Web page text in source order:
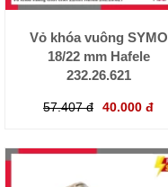
Vỏ khóa vuông SYMO
18/22 mm Hafele
232.26.621
57.407 đ 40.000 đ